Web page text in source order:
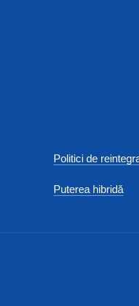
Politici de
Puterea hibridă